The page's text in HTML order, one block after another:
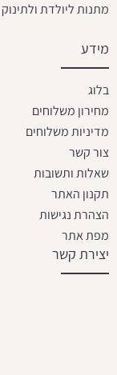
מתנות ליולדת ולתינוק
מידע
בלוג
מחירון משלוחים
מדיניות משלוחים
צור קשר
שאלות ותשובות
תקנון האתר
הצהרת נגישות
מפת אתר
יצירת קשר